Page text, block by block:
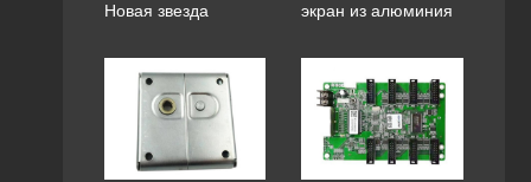
Новая звезда
экран из алюминия